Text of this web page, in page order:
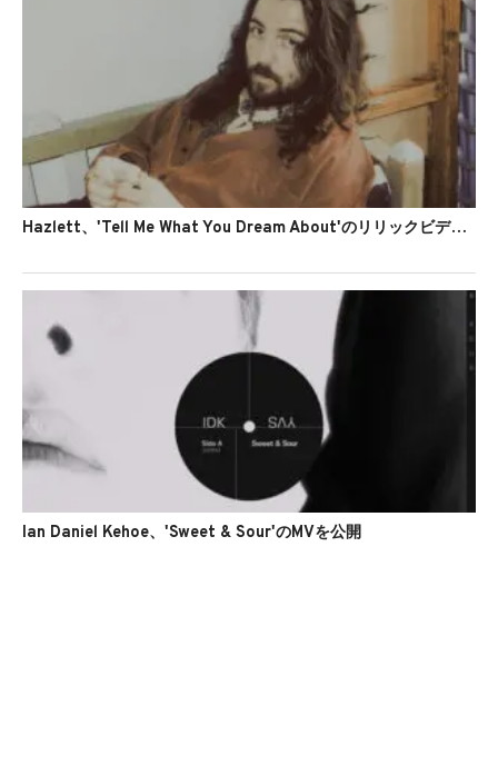
Hazlett、'Tell Me What You Dream About'のリリックビデオを公開
Ian Daniel Kehoe、'Sweet & Sour'のMVを公開